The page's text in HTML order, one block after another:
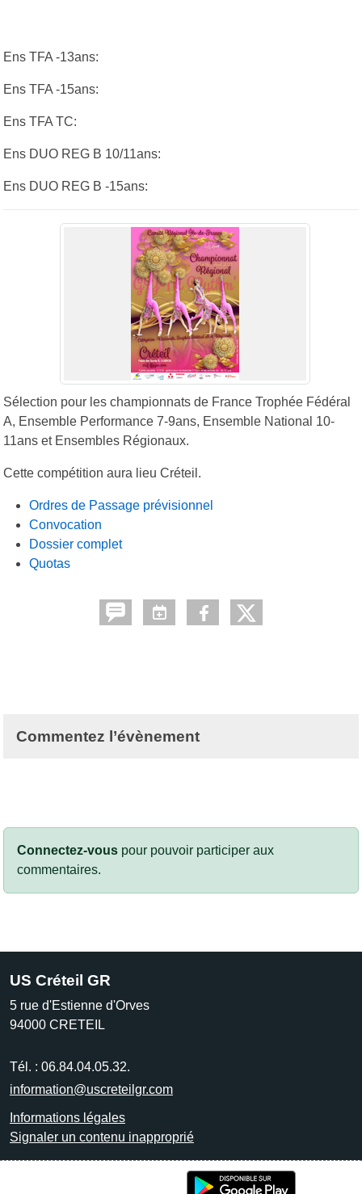
Ens TFA -13ans:
Ens TFA -15ans:
Ens TFA TC:
Ens DUO REG B 10/11ans:
Ens DUO REG B -15ans:
Sélection pour les championnats de France Trophée Fédéral
A, Ensemble Performance 7-9ans, Ensemble National 10-
11ans et Ensembles Régionaux.
Cette compétition aura lieu Créteil.
Ordres de Passage prévisionnel
Convocation
Dossier complet
Quotas
Commentez l’évènement
Connectez-vous pour pouvoir participer aux
commentaires.
US Créteil GR
5 rue d'Estienne d'Orves
94000 CRETEIL
Tél. : 06.84.04.05.32.
information@uscreteilgr.com
Informations légales
Signaler un contenu inapproprié